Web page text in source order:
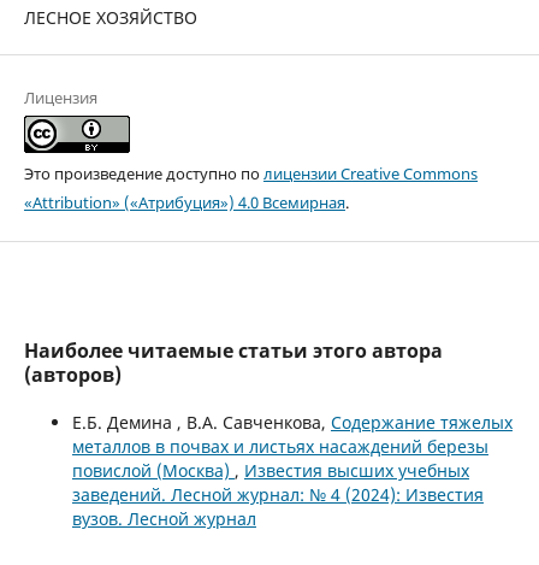
ЛЕСНОЕ ХОЗЯЙСТВО
Лицензия
Это произведение доступно полицензии Creative Commons
«Attribution» («Атрибуция») 4.0 Всемирная.
Наиболее читаемые статьи этого автора
(авторов)
Е.Б. Демина , В.А. Савченкова, Содержание тяжелых
металлов в почвах и листьях насаждений березы
повислой (Москва) , Известия высших учебных
заведений. Лесной журнал: № 4 (2024): Известия
вузов. Лесной журнал